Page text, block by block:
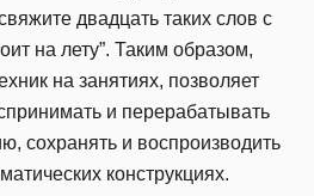
двадцать таких слов с
на лету”. Таким образом,
на занятиях, позволяет
и перерабатывать
сохранять и воспроизводить
конструкциях.